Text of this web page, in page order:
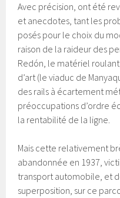
Avec précision, ont été
et anecdotes, tant les
posés pour le choix du
raison de la raideur des
Redón, le matériel
d’art (le viaduc de
des rails à écartement
préoccupations d’ordre
la rentabilité de la ligne.
Mais cette relativement
abandonnée en 1937,
transport automobile, et
superposition, sur ce